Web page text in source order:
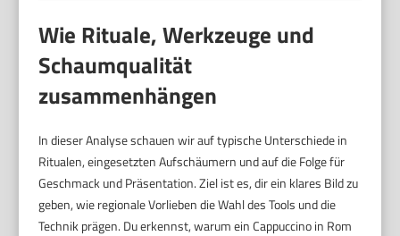
Wie Rituale, Werkzeuge und
Schaumqualität
zusammenhängen
In dieser Analyse schauen wir auf typische Unterschiede in
Ritualen, eingesetzten Aufschäumern und auf die Folge für
Geschmack und Präsentation. Ziel ist es, dir ein klares Bild zu
geben, wie regionale Vorlieben die Wahl des Tools und die
Technik prägen. Du erkennst, warum ein Cappuccino in Rom